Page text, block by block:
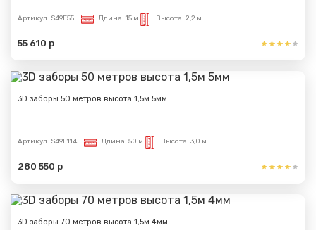
Артикул: S49E55 Длина: 15 м Высота: 2,2 м
55 610 р
3D заборы 50 метров высота 1,5м 5мм
Артикул: S49E114 Длина: 50 м Высота: 3,0 м
280 550 р
3D заборы 70 метров высота 1,5м 4мм